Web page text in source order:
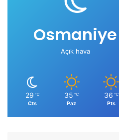
Osmaniye
Açık hava
29 ℃
Cts
35 ℃
Paz
36 ℃
Pts